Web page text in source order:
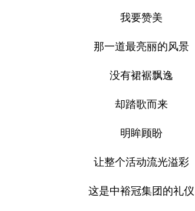
我要赞美
那一道最亮丽的风景
没有裙裾飘逸
却踏歌而来
明眸顾盼
让整个活动流光溢彩
这是中裕冠集团的礼仪